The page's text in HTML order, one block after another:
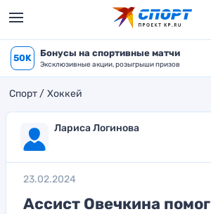
50K Бонусы на спортивные матчи
Эксклюзивные акции, розыгрыши призов
Спорт Хоккей
Лариса Логинова
23.02.2024
Ассист Овечкина помог